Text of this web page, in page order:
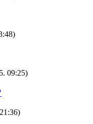
09:25)